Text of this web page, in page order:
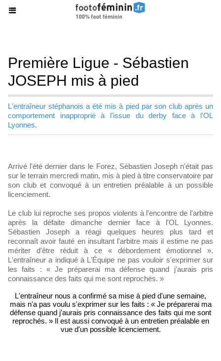
Première Ligue - Sébastien
JOSEPH mis à pied
L'entraîneur stéphanois a été mis à pied par son club après un
comportement inapproprié à l'issue du derby face à l'OL
Lyonnes.
Arrivé l'été dernier dans le Forez, Sébastien Joseph n'était pas
sur le terrain mercredi matin, mis à pied à titre conservatoire par
son club et convoqué à un entretien préalable à un possible
licenciement.
Le club lui reproche ses propos violents à l'encontre de l'arbitre
après la défaite dimanche dernier face à l'OL Lyonnes.
Sébastien Joseph a réagi quelques heures plus tard et
reconnaît avoir fauté en insultant l'arbitre mais il estime ne pas
mériter d'être réduit à ce « débordement émotionnel ».
L'entraîneur a indiqué à L'Équipe ne pas vouloir s'exprimer sur
les faits : « Je préparerai ma défense quand j'aurais pris
connaissance des faits qui me sont reprochés. »
L'entraîneur nous a confirmé sa mise à pied d'une semaine,
mais n'a pas voulu s'exprimer sur les faits : « Je préparerai ma
défense quand j'aurais pris connaissance des faits qui me sont
reprochés. » Il est aussi convoqué à un entretien préalable en
vue d'un possible licenciement.